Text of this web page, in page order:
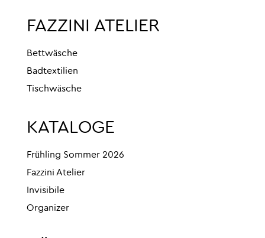
FAZZINI ATELIER
Bettwäsche
Badtextilien
Tischwäsche
KATALOGE
Frühling Sommer 2026
Fazzini Atelier
Invisibile
Organizer